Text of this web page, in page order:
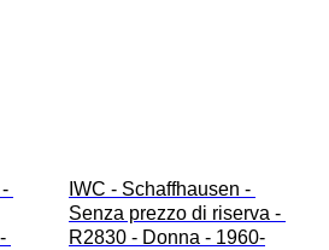
IWC - Schaffhausen -
Senza prezzo di riserva -
R2830 - Donna - 1960-